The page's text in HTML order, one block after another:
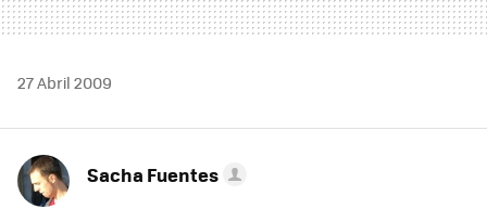
27 Abril 2009
Sacha Fuentes